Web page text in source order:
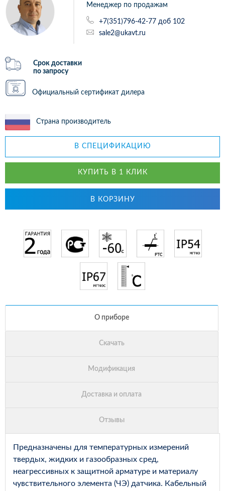
Менеджер по продажам
+7(351)796-42-77 доб 102
sale2@ukavt.ru
Срок доставки
по запросу
Официальный сертификат дилера
Страна производитель
В СПЕЦИФИКАЦИЮ
КУПИТЬ В 1 КЛИК
В КОРЗИНУ
Предназначены для температурных измерений
твердых, жидких и газообразных сред,
неагрессивных к защитной арматуре и материалу
чувствительного элемента (ЧЭ) датчика. Кабельный